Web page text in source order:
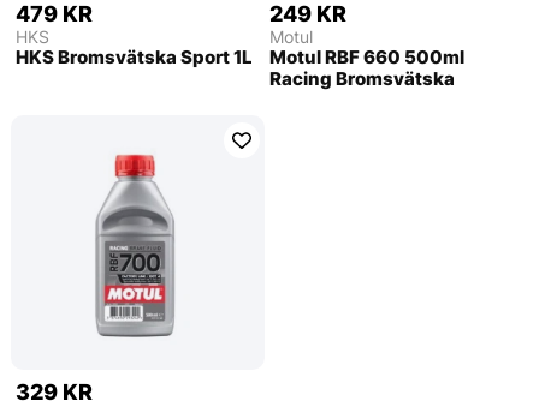
479 KR
HKS
HKS Bromsvätska Sport 1L
249 KR
Motul
Motul RBF 660 500ml
Racing Bromsvätska
329 KR